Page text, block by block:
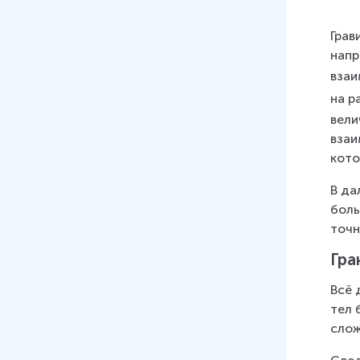
}
1
0
^
1
1
}
\
fr
c
{
\
c
d
на
В
Всё
тел